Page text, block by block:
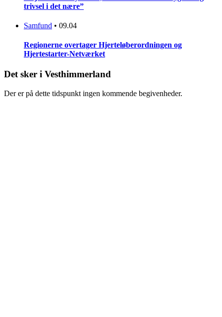
trivsel i det nære”
Samfund • 09.04
Regionerne overtager Hjerteløberordningen og
Hjertestarter-Netværket
Det sker i Vesthimmerland
Der er på dette tidspunkt ingen kommende begivenheder.